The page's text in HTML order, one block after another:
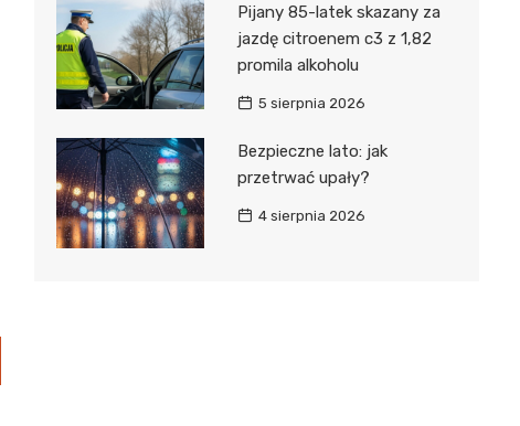
Pijany 85-latek skazany za
jazdę citroenem c3 z 1,82
promila alkoholu
5 sierpnia 2026
Bezpieczne lato: jak
przetrwać upały?
4 sierpnia 2026